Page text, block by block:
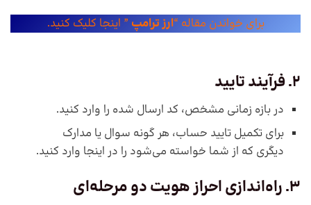
برای خواندن مقاله “ارز ترامپ ” اینجا کلیک کنید.
2. فرآیند تایید
در بازه زمانی مشخص، کد ارسال شده را وارد کنید.
برای تکمیل تایید حساب، هر گونه سوال یا مدارک
دیگری که از شما خواسته می‌شود را در اینجا وارد کنید.
3. راه‌اندازی احراز هویت دو مرحله‌ای